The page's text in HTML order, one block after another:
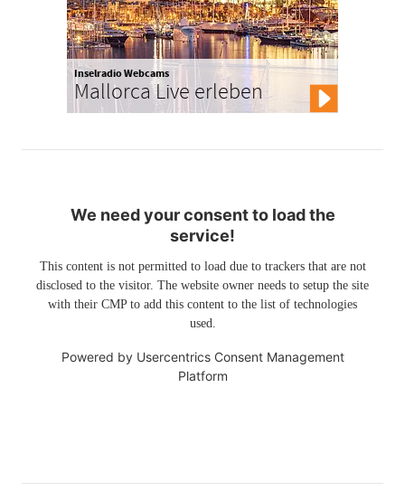
Inselradio Webcams
Mallorca Live erleben
We need your consent to load the
service!
This content is not permitted to load due to trackers that are not
disclosed to the visitor. The website owner needs to setup the site
with their CMP to add this content to the list of technologies
used.
Powered by Usercentrics Consent Management
Platform